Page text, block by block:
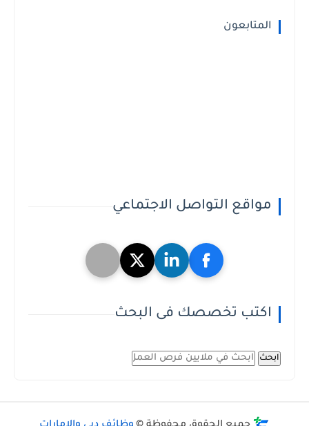
المتابعون
مواقع التواصل الاجتماعي
اكتب تخصصك فى البحث
ابحث